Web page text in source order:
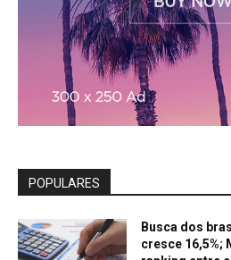
POPULARES
Busca dos
cresce 16,5%;